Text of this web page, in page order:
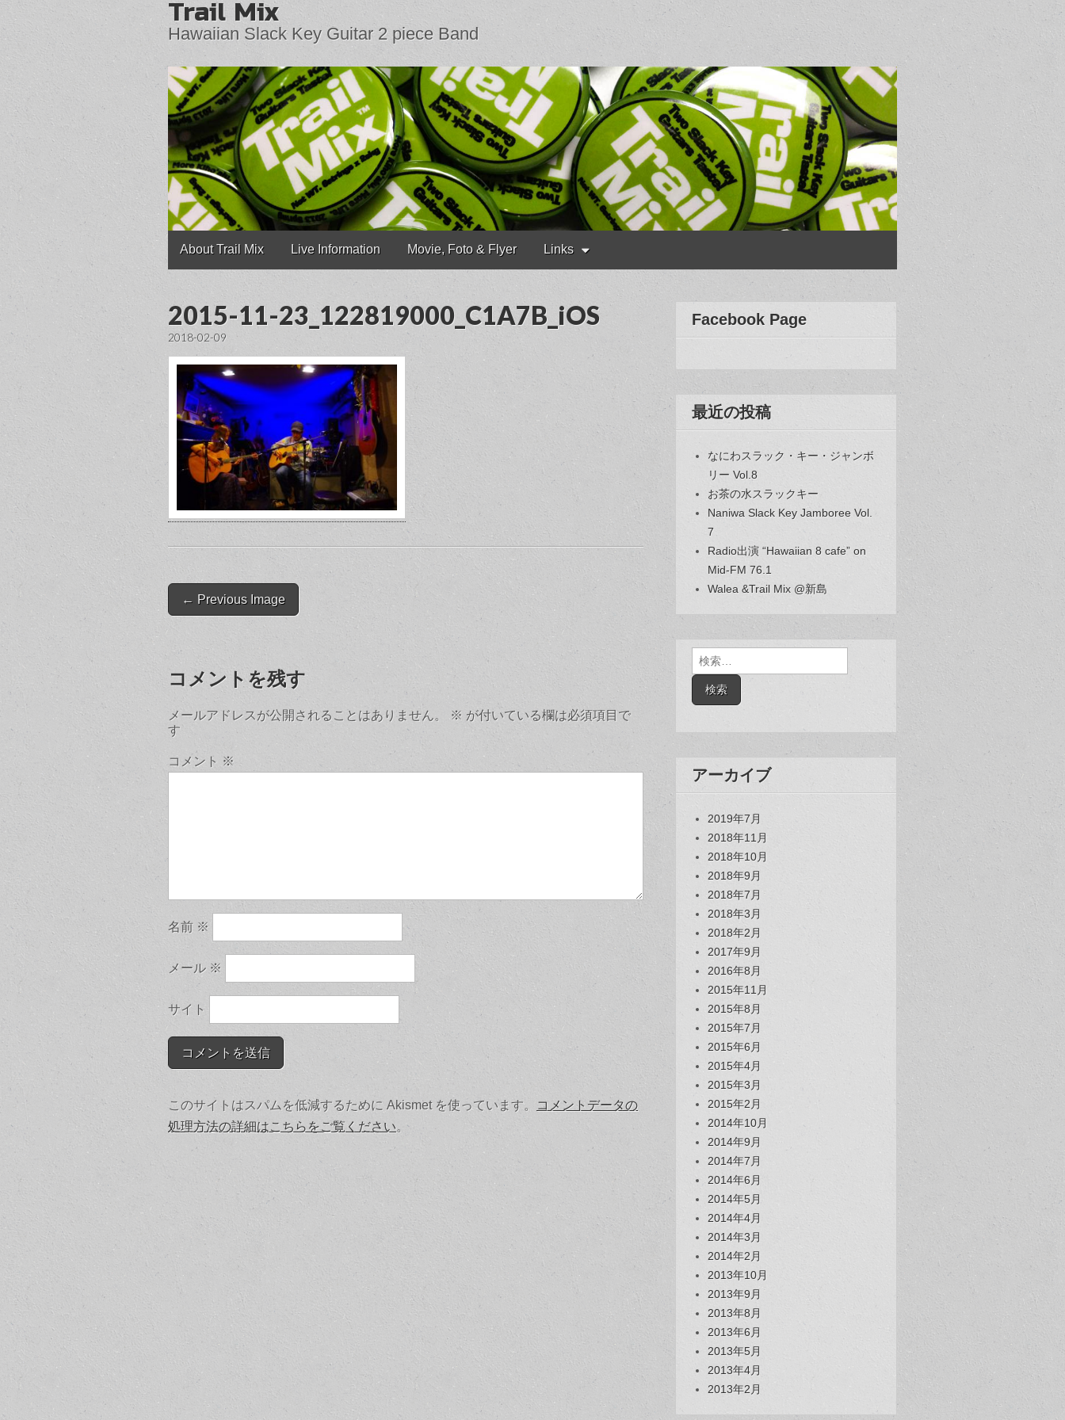
Trail Mix
Hawaiian Slack Key Guitar 2 piece Band
Main
menu
About Trail Mix Live Information Movie, Foto & Flyer Links
2015-11-23_122819000_C1A7B_iOS
2018-02-09
Post
navigation
← Previous Image
コメントを残す
メールアドレスが公開されることはありません。 ※ が付いている欄は必須項目で
す
コメント ※
名前 ※
メール ※
サイト
このサイトはスパムを低減するために Akismet を使っています。
コメントデータの
処理方法の詳細はこちらをご覧ください。
Facebook Page
最近の投稿
なにわスラック・キー・ジャンボ
リー Vol.8
お茶の水スラックキー
Naniwa Slack Key Jamboree Vol.
7
Radio出演 “Hawaiian 8 cafe” on
Mid-FM 76.1
Walea &Trail Mix @新島
検
索:
アーカイブ
2019年7月
2018年11月
2018年10月
2018年9月
2018年7月
2018年3月
2018年2月
2017年9月
2016年8月
2015年11月
2015年8月
2015年7月
2015年6月
2015年4月
2015年3月
2015年2月
2014年10月
2014年9月
2014年7月
2014年6月
2014年5月
2014年4月
2014年3月
2014年2月
2013年10月
2013年9月
2013年8月
2013年6月
2013年5月
2013年4月
2013年2月